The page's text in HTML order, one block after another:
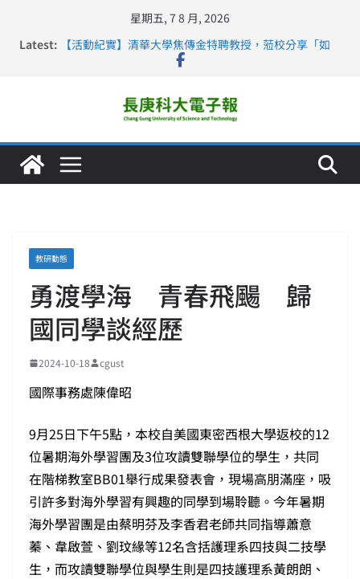
星期五, 7 8 月, 2026
Latest:
【活動紀實】清華大學焦傳金特聘教授，蒞校分享「如
長庚科大連四年穩居《遠見》醫學大學第5名 辦學實力再
深化永續醫療 長庚科大攜菲、印頂尖大學跨國合作
長庚科大護理系勇奪2026羅馬尼亞歐洲盃國際發明展雙
金牌暨雙特別獎 AI智慧照護與護理教育創新獲國際肯定
教研動態
勇渡學海 青春飛颺 歸
國同學談經歷
2024-10-18 cgust
國際事務處陳偉昭
9月25日下午5點，本校自美國東密西根大學返校的12
位暑期海外學習團及3位攻讀雙聯學位的學生，共同
在階梯教室BB01舉行成果發表會，現場高朋滿座，吸
引許多對海外學習有興趣的同學到場聆聽。今年暑期
海外學習團是由蔡明芬及李香君老師共同指導蕭意
蓁、韋啟萱、劉玟緣等12名含括護理系四技與二技學
生，而攻讀雙聯學位與學生則是四技護理系黃朗朗、